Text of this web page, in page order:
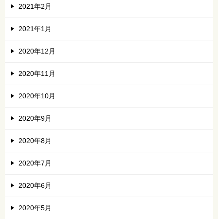
2021年2月
2021年1月
2020年12月
2020年11月
2020年10月
2020年9月
2020年8月
2020年7月
2020年6月
2020年5月